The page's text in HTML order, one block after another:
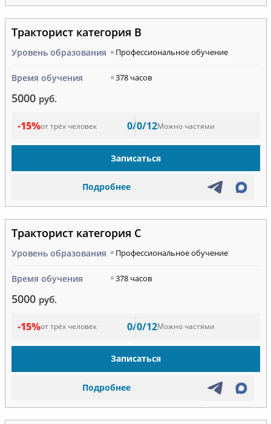
Тракторист категория В
Уровень образования Профессиональное обучение
Время обучения 378 часов
5000 руб.
-15%от трёх человек 0/0/12Можно частями
Записаться
Подробнее
Тракторист категория C
Уровень образования Профессиональное обучение
Время обучения 378 часов
5000 руб.
-15%от трёх человек 0/0/12Можно частями
Записаться
Подробнее